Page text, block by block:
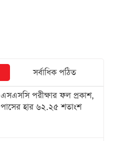
সর্বাধিক পঠিত
এসএসসি পরীক্ষার ফল প্রকাশ,
পাসের হার ৬২.২৫ শতাংশ